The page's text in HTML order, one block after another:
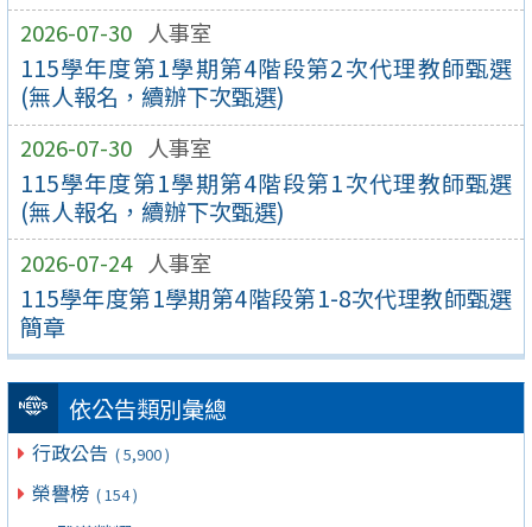
2026-07-30 人事室
115學年度第1學期第4階段第2次代理教師甄選
(無人報名，續辦下次甄選)
2026-07-30 人事室
115學年度第1學期第4階段第1次代理教師甄選
(無人報名，續辦下次甄選)
2026-07-24 人事室
115學年度第1學期第4階段第1-8次代理教師甄選
簡章
依公告類別彙總
行政公告 ( 5,900 )
榮譽榜 ( 154 )